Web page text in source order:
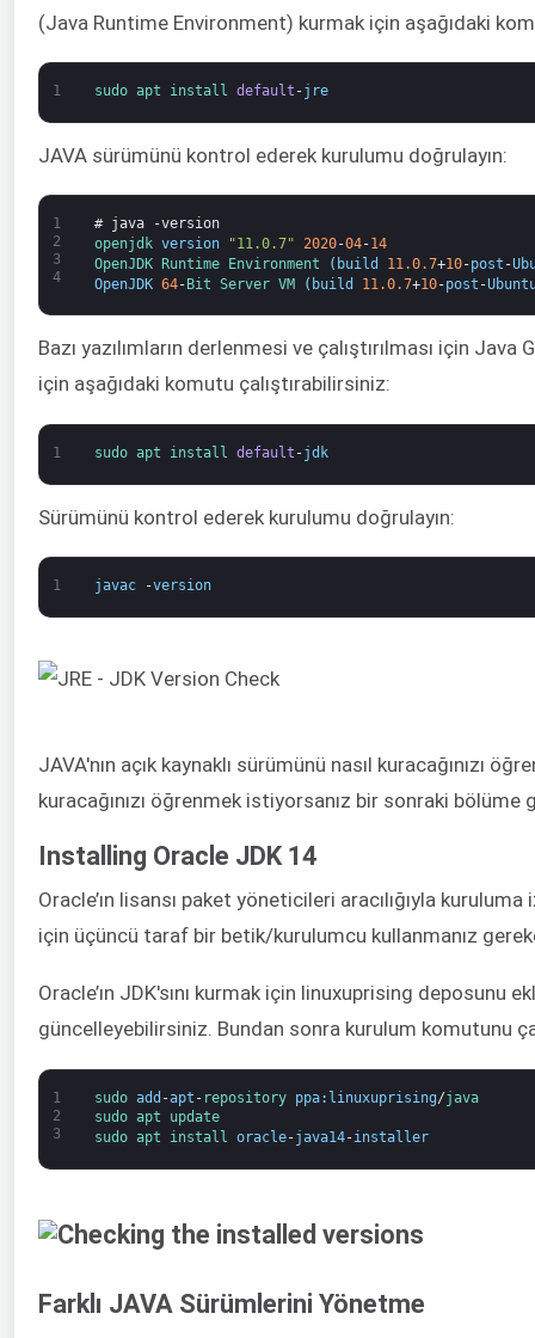
(Java Runtime Environment) kurmak için aşağıdaki
1 sudo apt install default -jre
JAVA sürümünü kontrol ederek kurulumu doğrulayın:
1
2
3
4
# java -version
openjdk version "11.0.7" 2020-04-14
OpenJDK
Runtime Environment ( build 11.0.7+10-post -
OpenJDK 64-Bit Server VM ( build 11.0.7+10-post -
Bazı yazılımların derlenmesi ve çalıştırılması için
için aşağıdaki komutu çalıştırabilirsiniz:
1 sudo apt install default -jdk
Sürümünü kontrol ederek kurulumu doğrulayın:
1 javac -version
JAVA'nın açık kaynaklı sürümünü nasıl kuracağınızı
kuracağınızı öğrenmek istiyorsanız bir sonraki bölüme
Installing Oracle JDK 14
Oracle’ın lisansı paket yöneticileri aracılığıyla
için üçüncü taraf bir betik/kurulumcu kullanmanız
Oracle’ın JDK'sını kurmak için linuxuprising deposunu
güncelleyebilirsiniz. Bundan sonra kurulum komutunu
1
2
3
sudo add -apt - repository ppa: linuxuprising/java
sudo apt
update
sudo apt install oracle-java14-installer
Farklı JAVA Sürümlerini Yönetme